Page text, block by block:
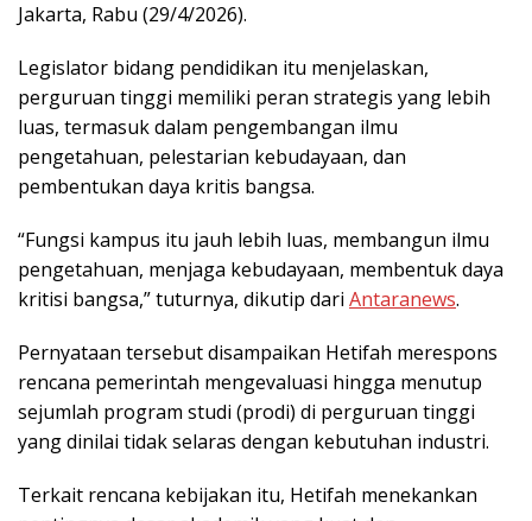
Jakarta, Rabu (29/4/2026).
Legislator bidang pendidikan itu menjelaskan,
perguruan tinggi memiliki peran strategis yang lebih
luas, termasuk dalam pengembangan ilmu
pengetahuan, pelestarian kebudayaan, dan
pembentukan daya kritis bangsa.
“Fungsi kampus itu jauh lebih luas, membangun ilmu
pengetahuan, menjaga kebudayaan, membentuk daya
kritisi bangsa,” tuturnya, dikutip dari Antaranews.
Pernyataan tersebut disampaikan Hetifah merespons
rencana pemerintah mengevaluasi hingga menutup
sejumlah program studi (prodi) di perguruan tinggi
yang dinilai tidak selaras dengan kebutuhan industri.
Terkait rencana kebijakan itu, Hetifah menekankan